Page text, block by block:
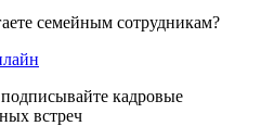
семейным сотрудникам?
кадровые
встреч